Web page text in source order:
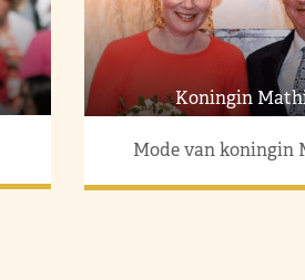
Koningin
Mode van koningin